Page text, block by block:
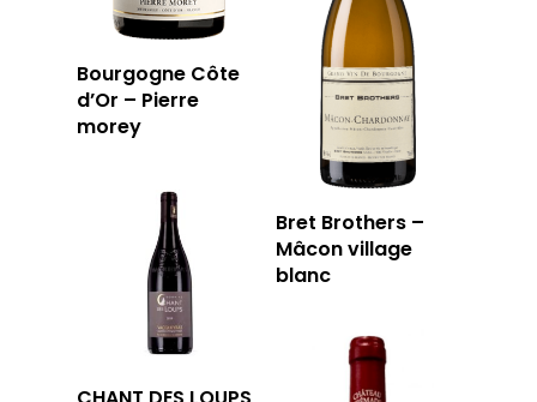
Bourgogne Côte
d’Or – Pierre
morey
Bret Brothers –
Mâcon village
blanc